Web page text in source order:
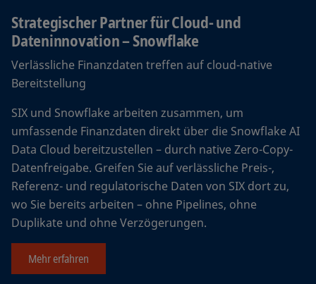
Strategischer Partner für Cloud- und
Dateninnovation – Snowflake
Verlässliche Finanzdaten treffen auf cloud-native
Bereitstellung
SIX und Snowflake arbeiten zusammen, um
umfassende Finanzdaten direkt über die Snowflake AI
Data Cloud bereitzustellen – durch native Zero-Copy-
Datenfreigabe. Greifen Sie auf verlässliche Preis-,
Referenz- und regulatorische Daten von SIX dort zu,
wo Sie bereits arbeiten – ohne Pipelines, ohne
Duplikate und ohne Verzögerungen.
Mehr erfahren